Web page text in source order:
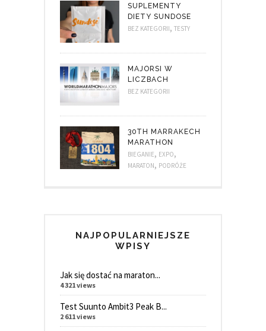
SUPLEMENTY
DIETY SUNDOSE
BEZ KATEGORII, TESTY
MAJORSI W
LICZBACH
BEZ KATEGORII
30TH MARRAKECH
MARATHON
BIEGANIE, EXPO,
MARATON, PODRÓŻE
NAJPOPULARNIEJSZE
WPISY
Jak się dostać na maraton...
4 321 views
Test Suunto Ambit3 Peak B...
2 611 views